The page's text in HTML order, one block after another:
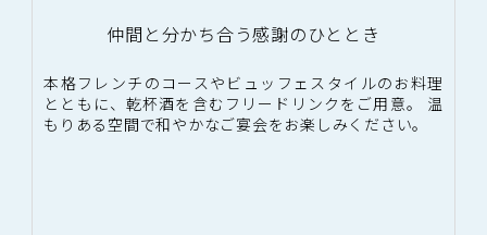
仲間と分かち合う感謝のひととき
本格フレンチのコースやビュッフェスタイルのお料理
とともに、乾杯酒を含むフリードリンクをご用意。 温
もりある空間で和やかなご宴会をお楽しみください。